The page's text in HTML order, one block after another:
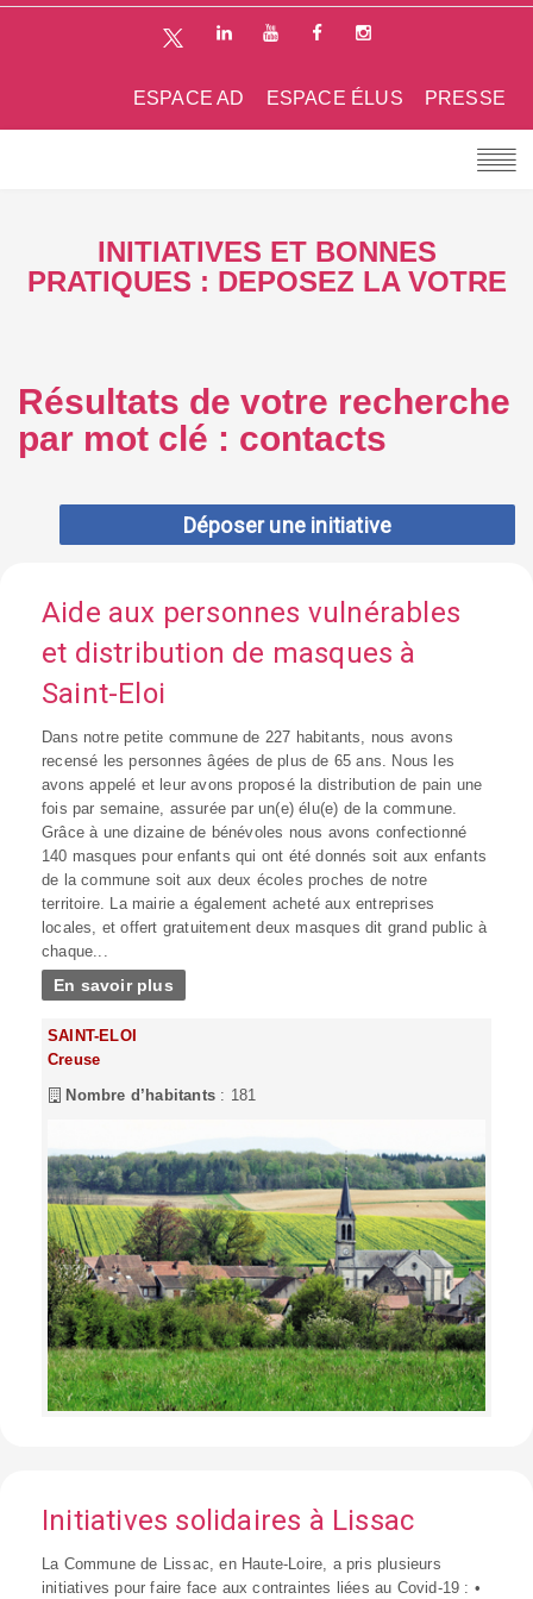
PRESSE
ESPACE ÉLUS
ESPACE AD
INITIATIVES ET BONNES
PRATIQUES : DEPOSEZ LA VOTRE
Résultats de votre recherche
par mot clé : contacts
Déposer une initiative
Aide aux personnes vulnérables
et distribution de masques à
Saint-Eloi
Dans notre petite commune de 227 habitants, nous avons
recensé les personnes âgées de plus de 65 ans. Nous les
avons appelé et leur avons proposé la distribution de pain une
fois par semaine, assurée par un(e) élu(e) de la commune.
Grâce à une dizaine de bénévoles nous avons confectionné
140 masques pour enfants qui ont été donnés soit aux enfants
de la commune soit aux deux écoles proches de notre
territoire. La mairie a également acheté aux entreprises
locales, et offert gratuitement deux masques dit grand public à
chaque...
En savoir plus
SAINT-ELOI
Creuse
Nombre d’habitants : 181
Initiatives solidaires à Lissac
La Commune de Lissac, en Haute-Loire, a pris plusieurs
initiatives pour faire face aux contraintes liées au Covid-19 : •